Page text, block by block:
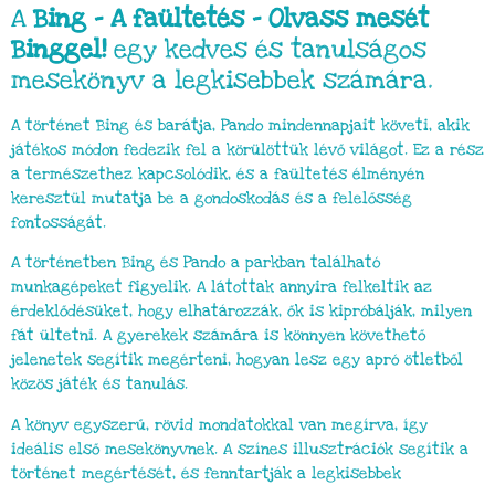
ABing – A faültetés – Olvass mesét
Binggel!egy kedves és tanulságos
mesekönyv a legkisebbek számára.
A történet Bing és barátja, Pando mindennapjait követi, akik
játékos módon fedezik fel a körülöttük lévő világot. Ez a rész
a természethez kapcsolódik, és a faültetés élményén
keresztül mutatja be a gondoskodás és a felelősség
fontosságát.
A történetben Bing és Pando a parkban található
munkagépeket figyelik. A látottak annyira felkeltik az
érdeklődésüket, hogy elhatározzák, ők is kipróbálják, milyen
fát ültetni. A gyerekek számára is könnyen követhető
jelenetek segítik megérteni, hogyan lesz egy apró ötletből
közös játék és tanulás.
A könyv egyszerű, rövid mondatokkal van megírva, így
ideális első mesekönyvnek. A színes illusztrációk segítik a
történet megértését, és fenntartják a legkisebbek